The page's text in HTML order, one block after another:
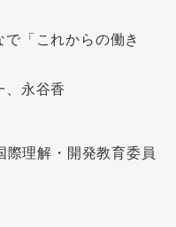
「これからの働き
永谷香
際理解・開発教育委員